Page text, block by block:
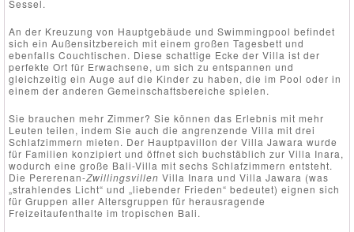
Sessel.
An der Kreuzung von Hauptgebäude und Swimmingpool befindet
sich ein Außensitzbereich mit einem großen Tagesbett und
ebenfalls Couchtischen. Diese schattige Ecke der Villa ist der
perfekte Ort für Erwachsene, um sich zu entspannen und
gleichzeitig ein Auge auf die Kinder zu haben, die im Pool oder in
einem der anderen Gemeinschaftsbereiche spielen.
Sie brauchen mehr Zimmer? Sie können das Erlebnis mit mehr
Leuten teilen, indem Sie auch die angrenzende Villa mit drei
Schlafzimmern mieten. Der Hauptpavillon der Villa Jawara wurde
für Familien konzipiert und öffnet sich buchstäblich zur Villa Inara,
wodurch eine große Bali-Villa mit sechs Schlafzimmern entsteht.
Die Pererenan-Zwillingsvillen Villa Inara und Villa Jawara (was
„strahlendes Licht“ und „liebender Frieden“ bedeutet) eignen sich
für Gruppen aller Altersgruppen für herausragende
Freizeitaufenthalte im tropischen Bali.